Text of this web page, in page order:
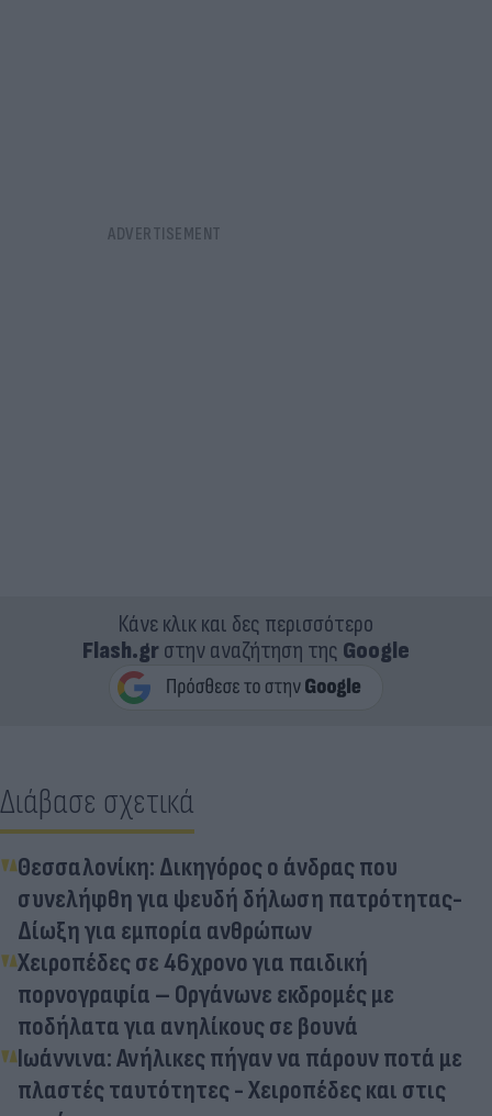
Κάνε κλικ και δες περισσότερο
Flash.grστην αναζήτηση της Google
Διάβασε σχετικά
Θεσσαλονίκη: Δικηγόρος ο άνδρας που
συνελήφθη για ψευδή δήλωση πατρότητας-
Δίωξη για εμπορία ανθρώπων
Χειροπέδες σε 46χρονο για παιδική
πορνογραφία – Οργάνωνε εκδρομές με
ποδήλατα για ανηλίκους σε βουνά
Ιωάννινα: Ανήλικες πήγαν να πάρουν ποτά με
πλαστές ταυτότητες - Χειροπέδες και στις